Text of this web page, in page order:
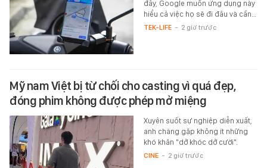
đây, Google muốn ứng dụng này
hiểu cả việc họ sẽ đi đâu và cần…
TEK-LIFE - 2 giờ trước
Mỹ nam Việt bị từ chối cho casting vì quá đẹp,
đóng phim không được phép mở miệng
Xuyên suốt sự nghiệp diễn xuất,
anh chàng gặp không ít những
khó khăn "dở khóc dở cười".
CINE - 2 giờ trước